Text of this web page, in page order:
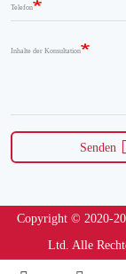
Telefon
Inhalte der Konsultation
Senden
Copyright © 2020-
Ltd. Alle